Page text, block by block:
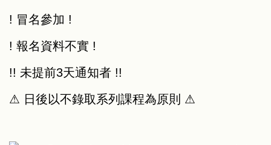
! 冒名參加 !
! 報名資料不實 !
!! 未提前3天通知者 !!
⚠︎ 日後以不錄取系列課程為原則 ⚠︎